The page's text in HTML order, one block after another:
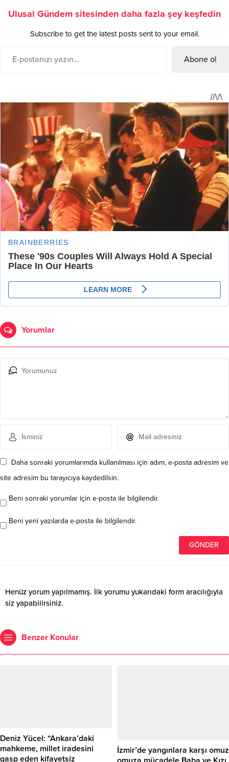
Ulusal Gündem sitesinden daha fazla şey keşfedin
Subscribe to get the latest posts sent to your email.
Abone ol
Yorumlar
Daha sonraki yorumlarımda kullanılması için adım, e-posta adresim ve
site adresim bu tarayıcıya kaydedilsin.
Beni sonraki yorumlar için e-posta ile bilgilendir.
Beni yeni yazılarda e-posta ile bilgilendir.
Henüz yorum yapılmamış. İlk yorumu yukarıdaki form aracılığıyla
siz yapabilirsiniz.
Benzer Konular
Deniz Yücel: “Ankara’daki
mahkeme, millet iradesini
gasp eden kifayetsiz
İzmir’de yangınlara karşı omuz